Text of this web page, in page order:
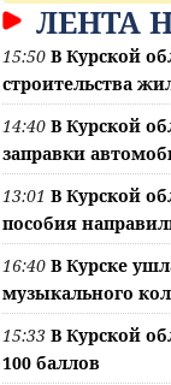
ЛЕНТА
15:50 В Курской
строительства
14:40 В Курской
заправки
13:01 В Курской
пособия
16:40 В Курске
музыкального
15:33 В Курской
100 баллов